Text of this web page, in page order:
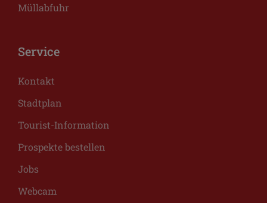
Müllabfuhr
Service
Kontakt
Stadtplan
Tourist-Information
Prospekte bestellen
Jobs
Webcam